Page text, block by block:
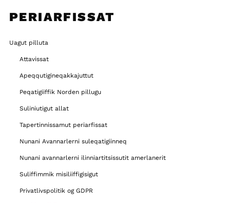
PERIARFISSAT
Uagut pilluta
Attavissat
Apeqqutigineqakkajuttut
Peqatigiiffik Norden pillugu
Suliniutigut allat
Tapertinnissamut periarfissat
Nunani Avannarlerni suleqatigiinneq
Nunani avannarlerni ilinniartitsissutit amerlanerit
Suliffimmik misiliiffigisigut
Privatlivspolitik og GDPR